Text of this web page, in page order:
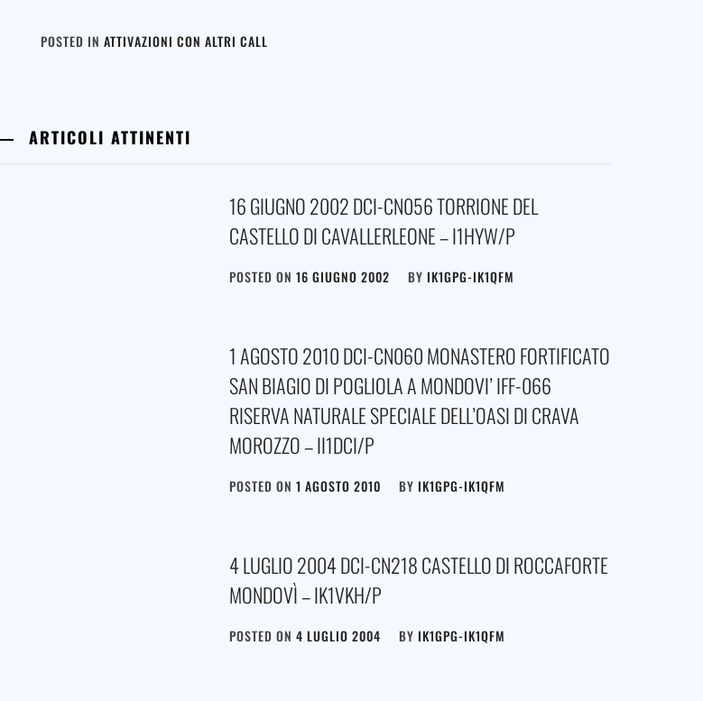
POSTED IN ATTIVAZIONI CON ALTRI CALL
ARTICOLI ATTINENTI
16 GIUGNO 2002 DCI-CN056 TORRIONE DEL
CASTELLO DI CAVALLERLEONE – I1HYW/P
POSTED ON16 GIUGNO 2002 BY IK1GPG-IK1QFM
1 AGOSTO 2010 DCI-CN060 MONASTERO FORTIFICATO
SAN BIAGIO DI POGLIOLA A MONDOVI’ IFF-066
RISERVA NATURALE SPECIALE DELL’OASI DI CRAVA
MOROZZO – II1DCI/P
POSTED ON1 AGOSTO 2010 BY IK1GPG-IK1QFM
4 LUGLIO 2004 DCI-CN218 CASTELLO DI ROCCAFORTE
MONDOVÌ – IK1VKH/P
POSTED ON4 LUGLIO 2004 BY IK1GPG-IK1QFM